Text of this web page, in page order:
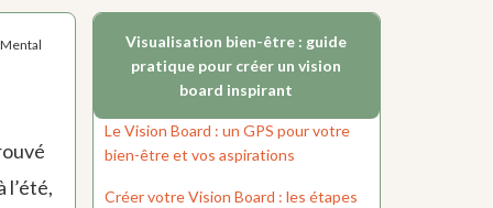
l’été,
Visualisation bien-être : guide
pratique pour créer un vision
board inspirant
Le Vision Board : un GPS pour votre
bien-être et vos aspirations
Créer votre Vision Board : les étapes